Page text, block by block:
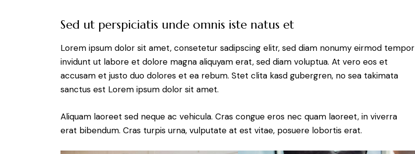
Sed ut perspiciatis unde omnis iste natus et
Lorem ipsum dolor sit amet, consetetur sadipscing elitr, sed diam nonumy eirmod tempor
invidunt ut labore et dolore magna aliquyam erat, sed diam voluptua. At vero eos et
accusam et justo duo dolores et ea rebum. Stet clita kasd gubergren, no sea takimata
sanctus est Lorem ipsum dolor sit amet.
Aliquam laoreet sed neque ac vehicula. Cras congue eros nec quam laoreet, in viverra
erat bibendum. Cras turpis urna, vulputate at est vitae, posuere lobortis erat.